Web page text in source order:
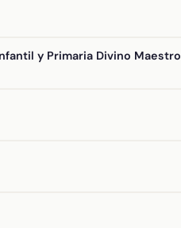
y Primaria Divino Maestro